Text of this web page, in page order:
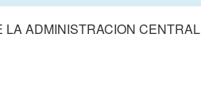
ADMINISTRACION CENTRAL